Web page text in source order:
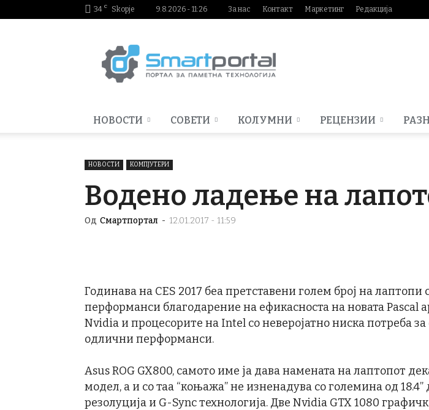
34 C Skopje 9.8.2026 - 11:26 За нас Контакт Маркетинг Редакција
НОВОСТИ СОВЕТИ КОЛУМНИ РЕЦЕНЗИИ
НОВОСТИ КОМПЈУТЕРИ
Водено ладење на
Од Смартпортал - 12.01.2017 - 11:59
Годинава на CES 2017 беа претставени голем број на лаптопи
перформанси благодарение на ефикасноста на новата Pascal
Nvidia и процесорите на Intel со неверојатно ниска потреба за
одлични перформанси.
Asus ROG GX800, самото име ја дава намената на лаптопот
модел, а и со таа “коњажа” не изненадува со големина од 18.4”
резолуција и G-Sync технологија. Две Nvidia GTX 1080